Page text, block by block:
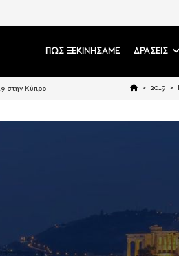
ΠΩΣ ΞΕΚΙΝΗΣΑΜΕ ΔΡΑΣΕΙΣ
στην Κύπρο > 2019 >